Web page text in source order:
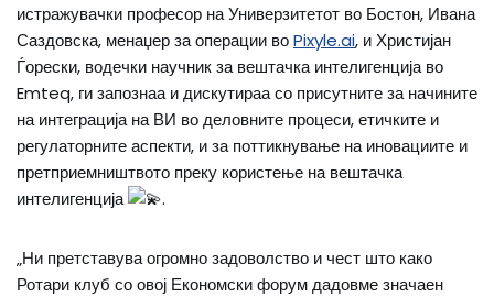
истражувачки професор на Универзитетот во Бостон, Ивана
Саздовска, менаџер за операции воPixyle.ai, и Христијан
Ѓорески, водечки научник за вештачка интелигенција во
Emteq, ги запознаа и дискутираа со присутните за начините
на интеграција на ВИ во деловните процеси, етичките и
регулаторните аспекти, и за поттикнување на иновациите и
претприемништвото преку користење на вештачка
интелигенција
.
„Ни претставува огромно задоволство и чест што како
Ротари клуб со овој Економски форум дадовме значаен